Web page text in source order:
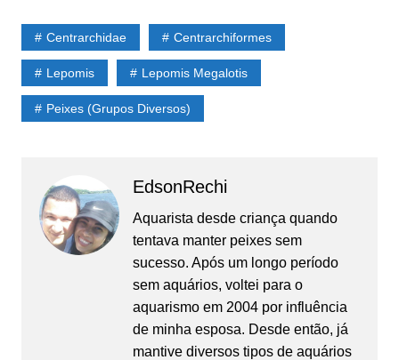
Centrarchidae Centrarchiformes
Lepomis Lepomis Megalotis
Peixes (Grupos Diversos)
EdsonRechi
Aquarista desde criança quando
tentava manter peixes sem
sucesso. Após um longo período
sem aquários, voltei para o
aquarismo em 2004 por influência
de minha esposa. Desde então, já
mantive diversos tipos de aquários